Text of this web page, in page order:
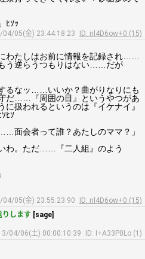
ﾋｿｯ
04/05(金) 23:44:18.23
ID: nl4D6ow+0 (15)
たしはお前に情報を記録され……
う逆らうつもりはない……だが
るなッ……いいか？曲がりなりにも
だ……『周囲の目』というやつがあ
扱われるというのは『イケナイ』
ﾋｿ
会者って誰？あたしのママ？」
わ。ただ……『二人組』のよう
04/05(金) 23:55:23.90
ID: nl4D6ow+0 (15)
りします [sage]
04/06(土) 00:00:10.39
ID: I+A33P0Lo (1)